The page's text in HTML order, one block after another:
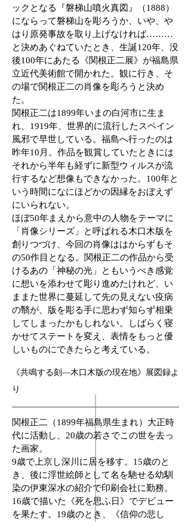
ックとなる『磐梯山噴火真図』（1888）
にならって磐梯山を彫ろうか、いや、や
はり原発事故を取り上げなければ………
と決めあぐねていたとき、生誕120年、没
後100年にあたる《関根正二展》が福島県
立近代美術館で開かれた。観に行き、そ
の場で関根正二の肖像を彫ろうと決め
た。
関根正二は1899年いまの白河市に生ま
れ、1919年、世界的に流行したスペイン
風邪で早世している。福島へ行ったのは
昨年10月。作品を観賞していたときには
それから半年も経ずに新型ウィルスが流
行するなど想像もできなかった。100年と
いう時間になにほどかの因縁をおぼえず
にいられない。
ほぼ50年まえから意中の人物をテーマに
「肖像シリーズ」と呼ばれる木口木版を
創りつづけ、今回の肖像ははからずもそ
の50作目となる。関根正二の作品から受
けるあの「神秘の光」ともいうべき感覚
に想いを添わせて彫り進めたけれど、い
ままた世界に蔓延して先の見えない疫病
の翳が、版を彫る手に思わず知らず相乗
してしまったかもしれない。しばらく寝
かせてステートを変え、表情をもっと優
しいものにできたらと考えている。
《共鳴する刻―木口木版の現在地》展図録よ
り
関根正二（1899年福島県生まれ）大正時
代に活動し、20歳の若さでこの世を去っ
た画家。
9歳で上京し深川に居を移す。15歳のと
き、後に浮世絵師として名を馳せる幼馴
染の伊東深水の紹介で印刷会社に勤務。
16歳で描いた《死を思ふ日》でデビュー
を果たす。 19歳のとき、《信仰の悲し